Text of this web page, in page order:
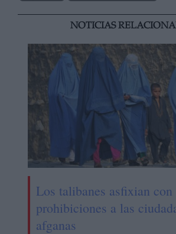
NOTICIAS
Los talibanes asfixian con
prohibiciones a las
afganas